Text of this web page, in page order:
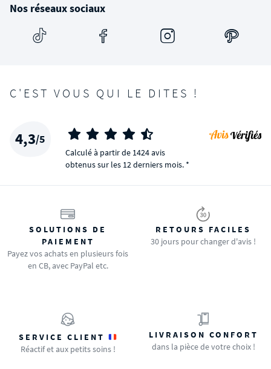
Nos réseaux sociaux
C'EST VOUS QUI LE DITES !
4,3/5
Calculé à partir de 1424 avis
obtenus sur les 12 derniers mois. *
SOLUTIONS DE
PAIEMENT
Payez vos achats en plusieurs fois
en CB, avec PayPal etc.
RETOURS FACILES
30 jours pour changer d'avis !
SERVICE CLIENT
Réactif et aux petits soins !
LIVRAISON CONFORT
dans la pièce de votre choix !